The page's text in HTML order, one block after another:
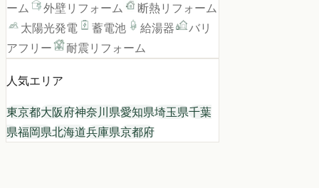
ーム
外壁リフォーム
断熱リフォーム
太陽光発電
蓄電池 給湯器
バリ
アフリー
耐震リフォーム
人気エリア
東京都大阪府神奈川県愛知県埼玉県千葉
県福岡県北海道兵庫県京都府